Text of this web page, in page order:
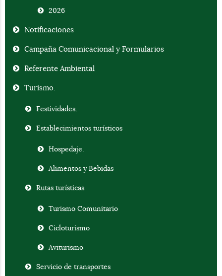
2026
Notificaciones
Campaña Comunicacional y Formularios
Referente Ambiental
Turismo.
Festividades.
Establecimientos turísticos
Hospedaje.
Alimentos y Bebidas
Rutas turísticas
Turismo Comunitario
Cicloturismo
Aviturismo
Servicio de transportes